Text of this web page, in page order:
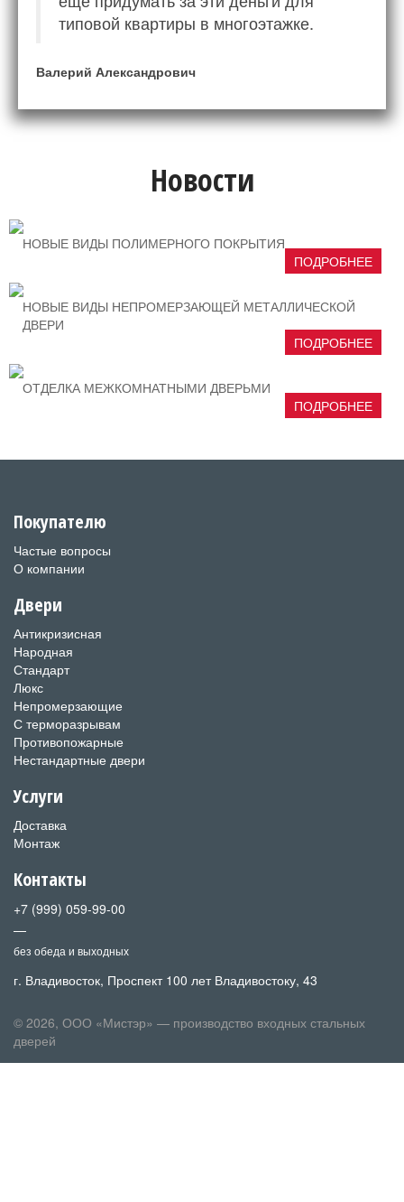
типовой квартиры в многоэтажке.
Валерий Александрович
Новости
НОВЫЕ ВИДЫ ПОЛИМЕРНОГО ПОКРЫТИЯ
ПОДРОБНЕЕ
НОВЫЕ ВИДЫ НЕПРОМЕРЗАЮЩЕЙ МЕТАЛЛИЧЕСКОЙ
ДВЕРИ
ПОДРОБНЕЕ
ОТДЕЛКА МЕЖКОМНАТНЫМИ ДВЕРЬМИ
ПОДРОБНЕЕ
Покупателю
Частые вопросы
О компании
Двери
Антикризисная
Народная
Стандарт
Люкс
Непромерзающие
С терморазрывам
Противопожарные
Нестандартные двери
Услуги
Доставка
Монтаж
Контакты
+7 (999) 059-99-00
—
без обеда и выходных
г. Владивосток, Проспект 100 лет Владивостоку, 43
© 2026, ООО «Мистэр» — производство входных стальных
дверей